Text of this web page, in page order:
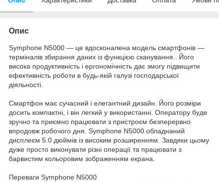
Опис
Symphone N5000 — це вдосконалена модель смартфонів —
терміналів збирання даних із функцією сканування.. Його
висока продуктивність і ергономічність дає змогу підвищити
ефективність роботи в будь-якій галузі господарської
діяльності.
Смартфон має сучасний і елегантний дизайн. Його розміри
досить компактні, і він легкий у використанні. Оператору буде
зручно та приємно працювати з пристроєм безперервно
впродовж робочого дня. Symphone N5000 обладнаний
дисплеєм 5.0 дюймів із високим розширенням. Завдяки цьому
дуже просто виконувати різні операції та працювати з
барвистим кольоровим зображенням екрана.
Переваги Symphone N5000